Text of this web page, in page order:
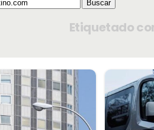
Etiquetado